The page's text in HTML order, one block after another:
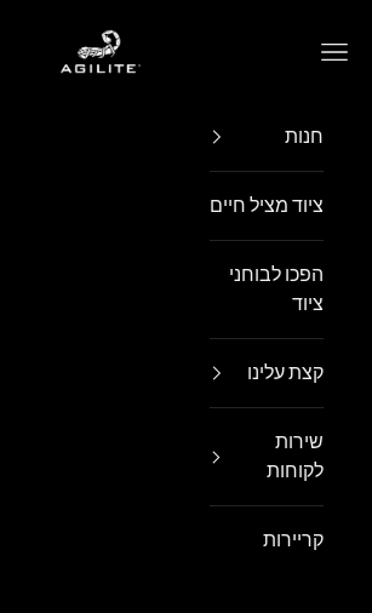
Agilite Israel
פתח תפריט ניווט
חנות
ציוד מציל חיים
הפכו לבוחני
ציוד
קצת עלינו
שירות
לקוחות
קריירות